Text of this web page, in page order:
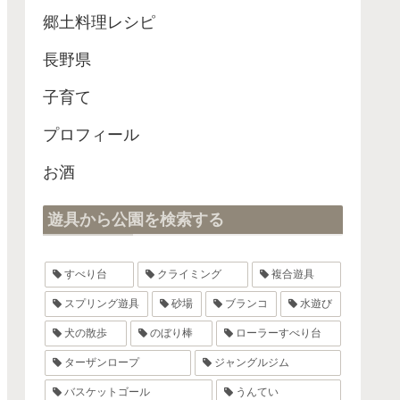
郷土料理レシピ
長野県
子育て
プロフィール
お酒
遊具から公園を検索する
すべり台 クライミング 複合遊具
スプリング遊具 砂場 ブランコ 水遊び
犬の散歩 のぼり棒 ローラーすべり台
ターザンロープ ジャングルジム
バスケットゴール うんてい